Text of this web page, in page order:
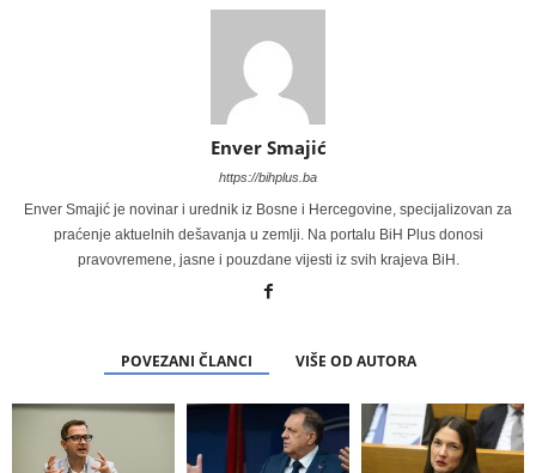
Enver Smajić
https://bihplus.ba
Enver Smajić je novinar i urednik iz Bosne i Hercegovine, specijalizovan za
praćenje aktuelnih dešavanja u zemlji. Na portalu BiH Plus donosi
pravovremene, jasne i pouzdane vijesti iz svih krajeva BiH.
POVEZANI ČLANCI VIŠE OD AUTORA